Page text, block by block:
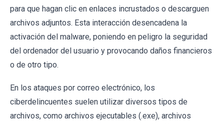
para que hagan clic en enlaces incrustados o descarguen
archivos adjuntos. Esta interacción desencadena la
activación del malware, poniendo en peligro la seguridad
del ordenador del usuario y provocando daños financieros
o de otro tipo.
En los ataques por correo electrónico, los
ciberdelincuentes suelen utilizar diversos tipos de
archivos, como archivos ejecutables (.exe), archivos